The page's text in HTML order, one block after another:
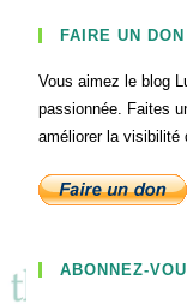
FAIRE UN
Vous aimez le blog
passionnée. Faites
améliorer la visibilité
ABONNEZ-